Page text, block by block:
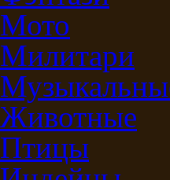
Мото
Милитари
Животные
Птицы